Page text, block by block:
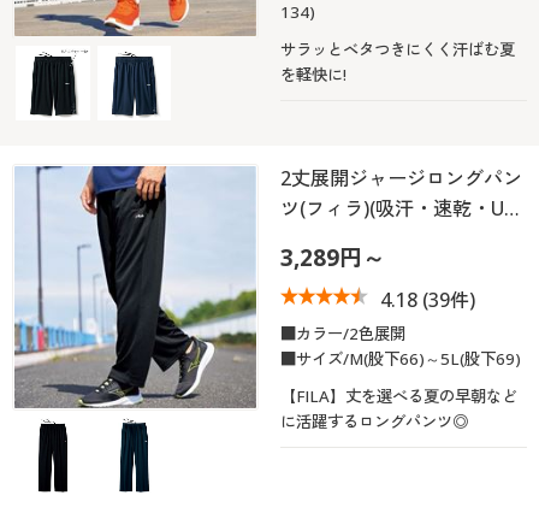
134)
サラッとベタつきにくく汗ばむ夏
を軽快に!
2丈展開ジャージロングパン
ツ(フィラ)(吸汗・速乾・U…
3,289円～
4.18(39件)
■カラー/2色展開
■サイズ/M(股下66)～5L(股下69)
【FILA】丈を選べる夏の早朝など
に活躍するロングパンツ◎